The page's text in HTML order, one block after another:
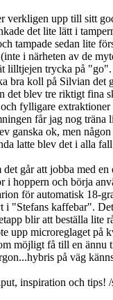
verkligen upp till sitt
det lite lätt i
tampade sedan lite
i närheten av de
lilltjejen trycka på
bra koll på Silvian det
det blev tre riktigt fina
fylligare extraktioner
får jag nog träna
ganska ok, men
latte blev det i alla
det går att jobba med
i hoppern och börja
för automatisk 18-
"Stefans kaffebar".
blir att beställa lite
upp microreglaget på
möjligt få till en ännu
på väg
inspiration och tips! /